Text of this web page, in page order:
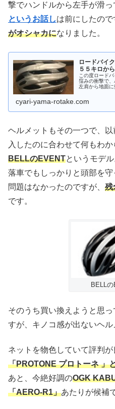
撃でハンドルから左手が滑っ
というお話しは前にしたの
がオシャカになりました。
ロードバイ
５５キロか
この度ロード
窪みの衝撃で、
左肩から地面
cyari-yama-rotake.com
ヘルメットもその一つで、
入したのに合わせて何もわ
BELLのEVENTというモデ
落車でもしっかりと頭部を
問題はなかったのですが、 残
です。
BELL
そのうち買い換えようと思
すが、キノコ感が出ないヘル
ネットを物色していて評判が
「PROTONE プロトーネ 」
あと、今絶好調のOGK
「AERO-R1」あたりが候補